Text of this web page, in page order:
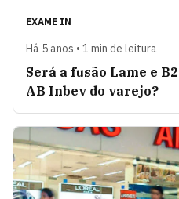
EXAME IN
Há 5 anos • 1 min de leitura
Será a fusão Lame e
AB Inbev do varejo?